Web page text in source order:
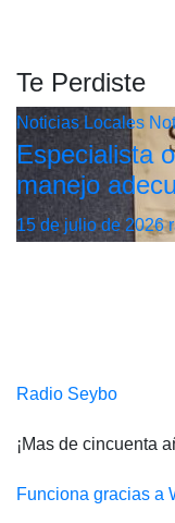
Te Perdiste
Noticias Locales
Especialista
manejo
15 de julio de 2026
Radio Seybo
¡Mas de cincuenta
Funciona gracias a